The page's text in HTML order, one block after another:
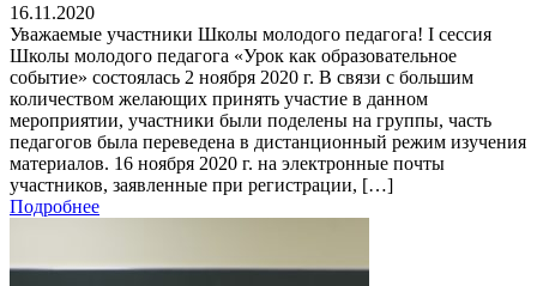
16.11.2020
Уважаемые участники Школы молодого педагога! I сессия
Школы молодого педагога «Урок как образовательное
событие» состоялась 2 ноября 2020 г. В связи с большим
количеством желающих принять участие в данном
мероприятии, участники были поделены на группы, часть
педагогов была переведена в дистанционный режим изучения
материалов. 16 ноября 2020 г. на электронные почты
участников, заявленные при регистрации, […]
Подробнее